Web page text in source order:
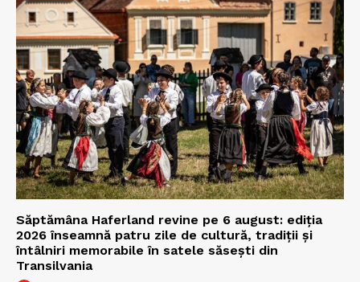
Săptămâna Haferland revine pe 6 august: ediția
2026 înseamnă patru zile de cultură, tradiții și
întâlniri memorabile în satele săsești din
Transilvania